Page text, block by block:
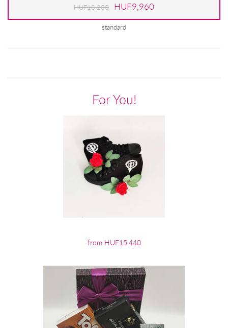
HUF13,200 HUF9,960
standard
For You!
from HUF15,440